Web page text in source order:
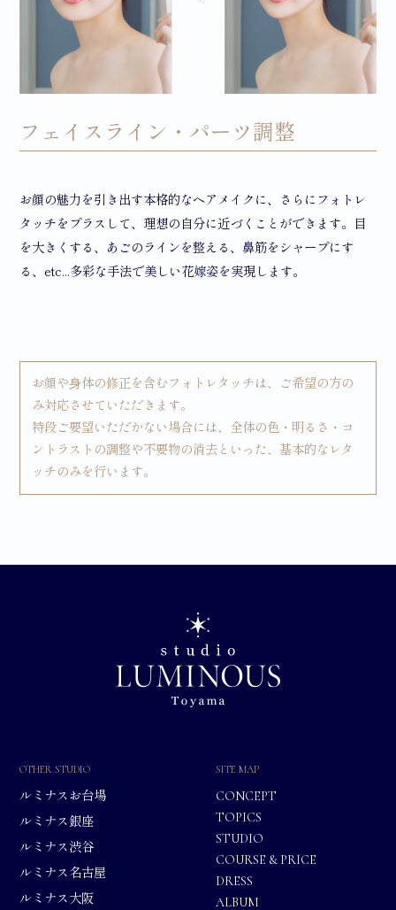
フェイスライン・パーツ調整
お顔の魅力を引き出す本格的なヘアメイクに、さらにフォトレ
タッチをプラスして、理想の自分に近づくことができます。目
を大きくする、あごのラインを整える、鼻筋をシャープにす
る、etc...多彩な手法で美しい花嫁姿を実現します。
お顔や⾝体の修正を含むフォトレタッチは、ご希望の方の
み対応させていただきます。
特段ご要望いただかない場合には、全体の色・明るさ・コ
ントラストの調整や不要物の消去といった、基本的なレタ
ッチのみを行います。
OTHER STUDIO
ルミナスお台場
ルミナス銀座
ルミナス渋谷
ルミナス名古屋
ルミナス大阪
SITE MAP
CONCEPT
TOPICS
STUDIO
COURSE & PRICE
DRESS
ALBUM